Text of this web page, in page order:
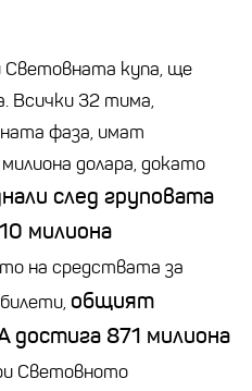
купа, ще
Всички 32 тима,
фаза, имат
долара, докато
след груповата
милиона
на средствата за
общият
достига 871 милиона
Световното